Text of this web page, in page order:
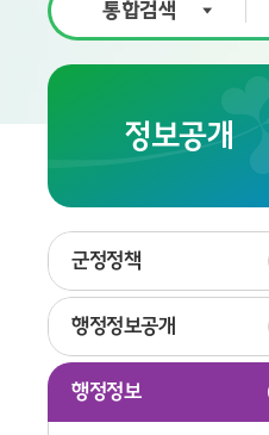
정보공개
군정정책
행정정보공개
행정정보